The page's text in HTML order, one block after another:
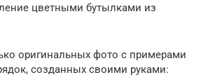
цветными бутылками из
оригинальных фото с примерами
созданных своими руками: